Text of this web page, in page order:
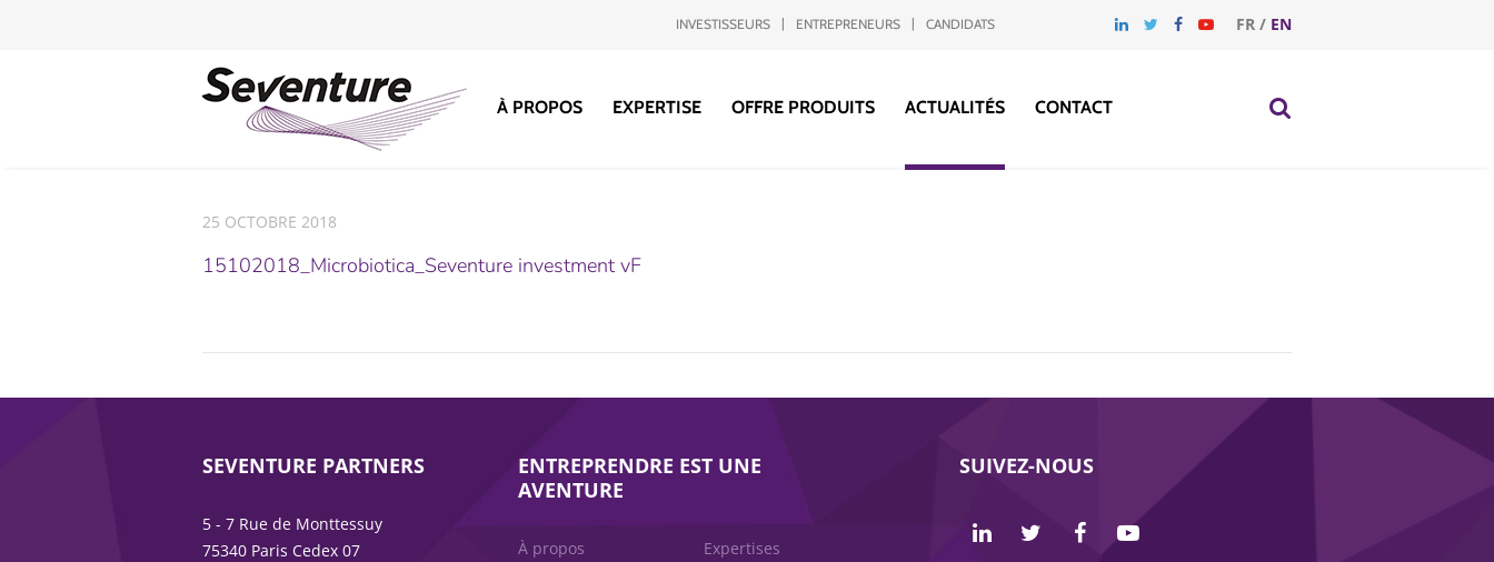
FR / EN
INVESTISSEURS ENTREPRENEURS CANDIDATS
À PROPOS EXPERTISE OFFRE PRODUITS ACTUALITÉS CONTACT
25 OCTOBRE 2018
15102018_Microbiotica_Seventure investment vF
SEVENTURE PARTNERS
5 - 7 Rue de Monttessuy
75340 Paris Cedex 07
ENTREPRENDRE EST UNE
AVENTURE
À propos
Expertises
SUIVEZ-NOUS